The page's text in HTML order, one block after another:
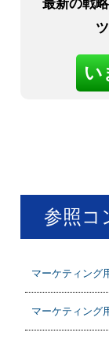
最新の戦
い
参照コ
マーケティン
マーケティン